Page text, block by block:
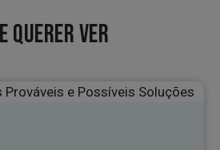
QUERER VER